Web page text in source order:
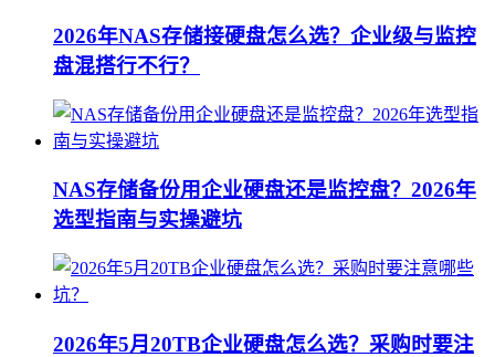
2026年NAS存储接硬盘怎么选？企业级与监控
盘混搭行不行？
NAS存储备份用企业硬盘还是监控盘？2026年
选型指南与实操避坑
2026年5月20TB企业硬盘怎么选？采购时要注